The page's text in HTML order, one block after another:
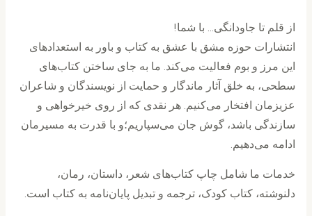
از قلم تا جاودانگی… با شما!
انتشارات حوزه مشق با عشق به کتاب و باور به استعدادهای
این مرز و بوم فعالیت می‌کند. ما به جای ساختن کتاب‌های
سطحی، به خلق آثار ماندگار و حمایت از نویسندگان و شاعران
عزیزمان افتخار می‌کنیم. هر نقدی که از روی خیرخواهی و
سازندگی باشد، گوش جان می‌سپاریم؛و با قدرت به مسیرمان
ادامه می‌دهیم.
خدمات ما شامل چاپ کتاب‌های شعر، داستان، رمان،
دلنوشته، کتاب کودک، ترجمه و تبدیل پایان‌نامه به کتاب است.